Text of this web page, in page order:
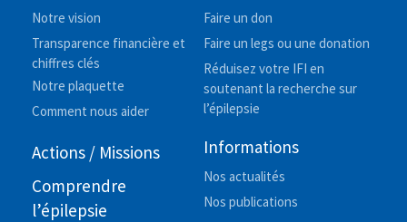
Notre vision
Transparence financière et
chiffres clés
Notre plaquette
Comment nous aider
Actions / Missions
Comprendre
l’épilepsie
Faire un don
Faire un legs ou une donation
Réduisez votre IFI en
soutenant la recherche sur
l’épilepsie
Informations
Nos actualités
Nos publications